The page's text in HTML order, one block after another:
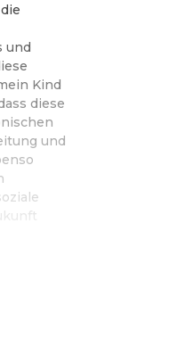
und
Kind
diese
und